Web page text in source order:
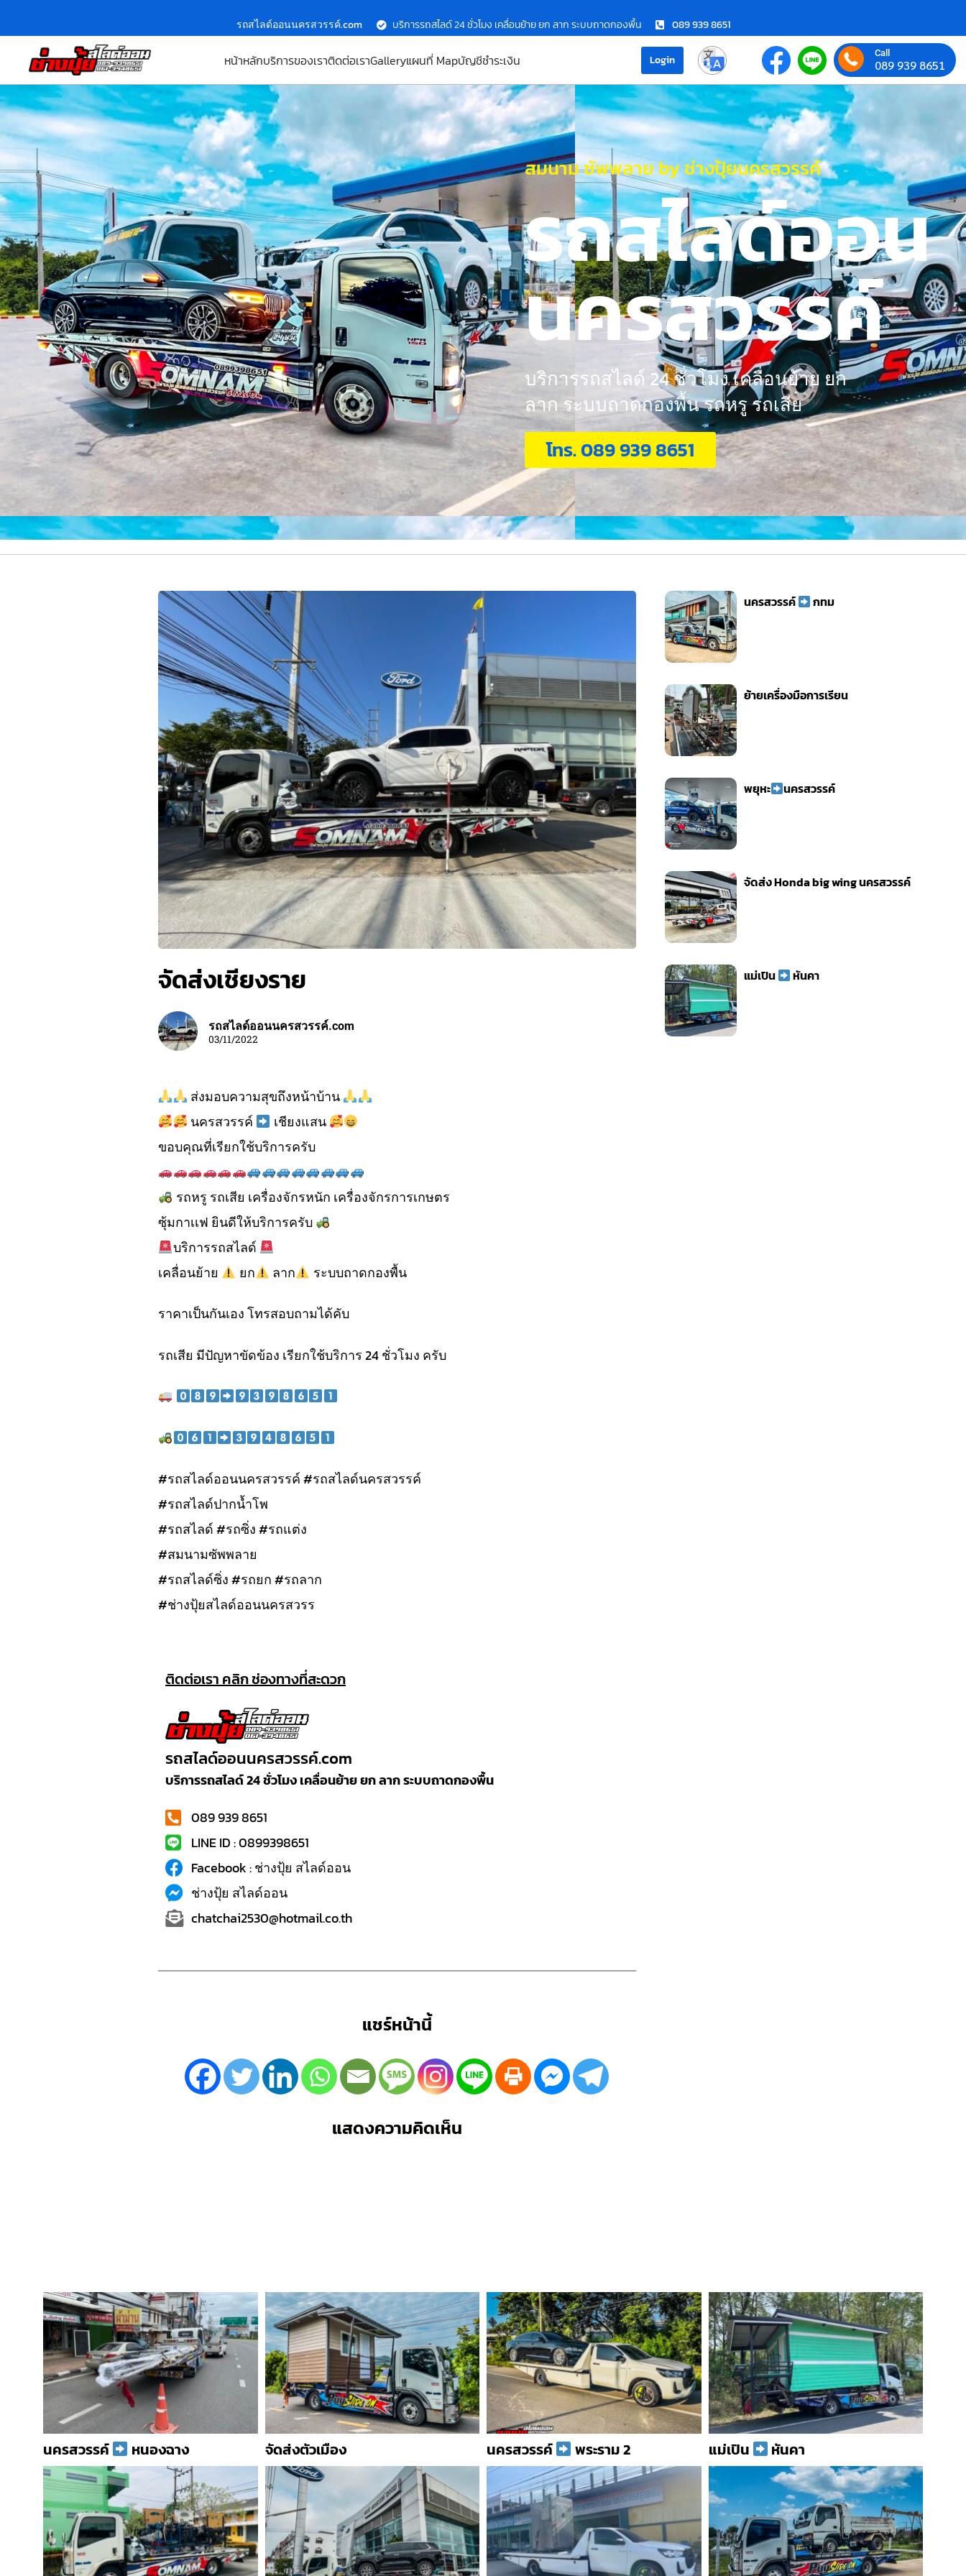
รถสไลด์ออนนครสวรรค์.com บริการรถสไลด์ 24 ชั่วโมง เคลื่อนย้าย ยก ลาก ระบบถาดกองพื้น 089 939 8651
หน้าหลักบริการของเราติดต่อเราGalleryแผนที่ Mapบัญชีชำระเงิน Login Call
089 939 8651
สมนาม ซัพพลาย by ช่างปุ้ยนครสวรรค์
รถสไลด์ออน
นครสวรรค์
บริการรถสไลด์ 24 ชั่วโมง เคลื่อนย้าย ยก
ลาก ระบบถาดกองพื้น รถหรู รถเสีย
โทร. 089 939 8651
จัดส่งเชียงราย
รถสไลด์ออนนครสวรรค์.com
03/11/2022
ส่งมอบความสุขถึงหน้าบ้าน
นครสวรรค์
เชียงแสน
ขอบคุณที่เรียกใช้บริการครับ
รถหรู รถเสีย เครื่องจักรหนัก เครื่องจักรการเกษตร
ซุ้มกาเเฟ ยินดีให้บริการครับ
บริการรถสไลด์
เคลื่อนย้าย
ยก ลาก ระบบถาดกองพื้น
ราคาเป็นกันเอง โทรสอบถามได้คับ
รถเสีย มีปัญหาขัดข้อง เรียกใช้บริการ 24 ชั่วโมง ครับ
#รถสไลด์ออนนครสวรรค์ #รถสไลด์นครสวรรค์
#รถสไลด์ปากน้ำโพ
#รถสไลด์ #รถซิ่ง #รถแต่ง
#สมนามซัพพลาย
#รถสไลด์ซิ่ง #รถยก #รถลาก
#ช่างปุ้ยสไลด์ออนนครสวรร
ติดต่อเรา คลิก ช่องทางที่สะดวก
รถสไลด์ออนนครสวรรค์.com
บริการรถสไลด์ 24 ชั่วโมง เคลื่อนย้าย ยก ลาก ระบบถาดกองพื้น
089 939 8651
LINE ID : 0899398651
Facebook : ช่างปุ้ย สไลด์ออน
ช่างปุ้ย สไลด์ออน
chatchai2530@hotmail.co.th
แชร์หน้านี้
แสดงความคิดเห็น
นครสวรรค์ กทม
ย้ายเครื่องมือการเรียน
พยุหะ นครสวรรค์
จัดส่ง Honda big wing นครสวรรค์
แม่เปิน หันคา
นครสวรรค์ หนองฉาง จัดส่งตัวเมือง นครสวรรค์ พระราม 2 แม่เปิน หันคา